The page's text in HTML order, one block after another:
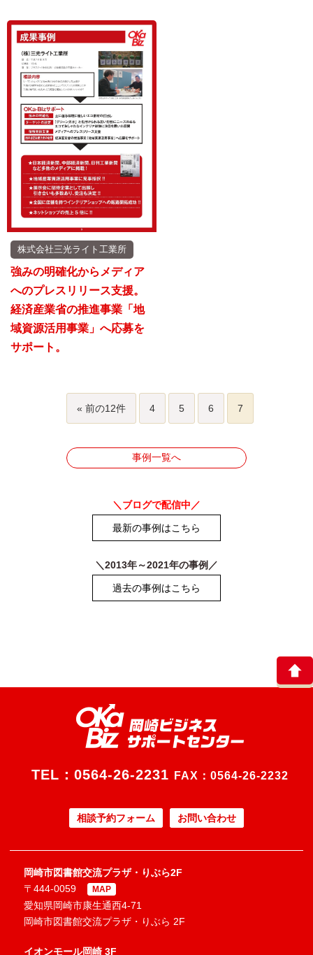
株式会社三光ライト工業所
強みの明確化からメディア
へのプレスリリース支援。
経済産業省の推進事業「地
域資源活用事業」へ応募を
サポート。
« 前の12件 4 5 6 7
事例一覧へ
＼ブログで配信中／
最新の事例はこちら
＼2013年～2021年の事例／
過去の事例はこちら
TEL： 0564-26-2231 FAX：0564-26-2232
相談予約フォーム お問い合わせ
岡崎市図書館交流プラザ・りぶら2F
〒444-0059
MAP
愛知県岡崎市康生通西4-71
岡崎市図書館交流プラザ・りぶら 2F
イオンモール岡崎 3F